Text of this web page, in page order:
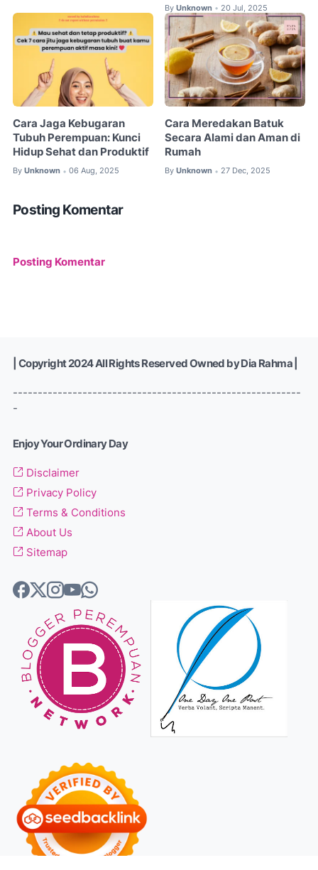
By Unknown • 20 Jul, 2025
Cara Jaga Kebugaran
Tubuh Perempuan: Kunci
Hidup Sehat dan Produktif
By Unknown • 06 Aug, 2025
Cara Meredakan Batuk
Secara Alami dan Aman di
Rumah
By Unknown • 27 Dec, 2025
Posting Komentar
Posting Komentar
| Copyright 2024 All Rights Reserved Owned by Dia Rahma |
----------------------------------------------------------
-
Enjoy Your Ordinary Day
Disclaimer
Privacy Policy
Terms & Conditions
About Us
Sitemap